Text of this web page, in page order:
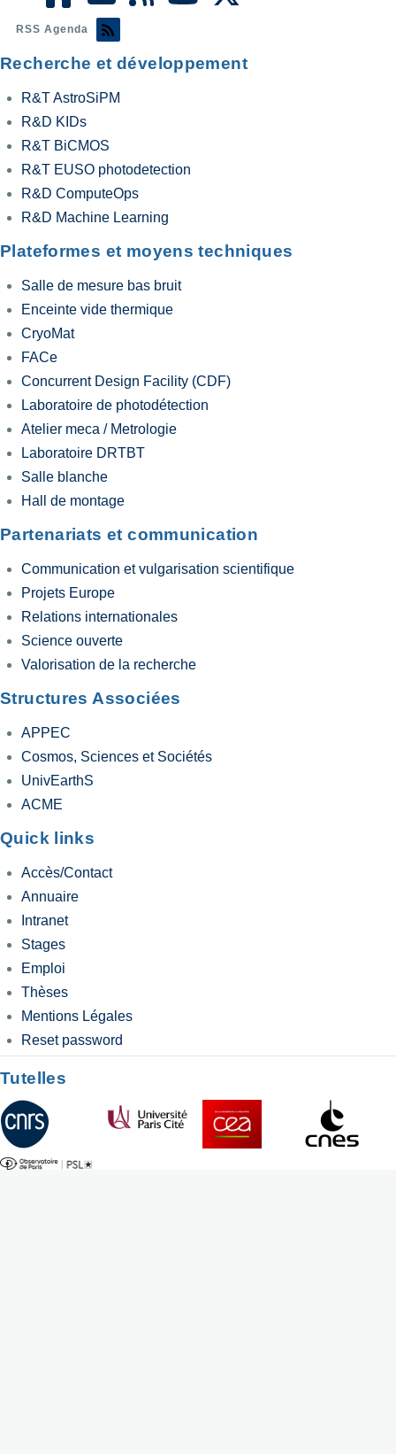
RSS Agenda
Recherche et développement
R&T AstroSiPM
R&D KIDs
R&T BiCMOS
R&T EUSO photodetection
R&D ComputeOps
R&D Machine Learning
Plateformes et moyens techniques
Salle de mesure bas bruit
Enceinte vide thermique
CryoMat
FACe
Concurrent Design Facility (CDF)
Laboratoire de photodétection
Atelier meca / Metrologie
Laboratoire DRTBT
Salle blanche
Hall de montage
Partenariats et communication
Communication et vulgarisation scientifique
Projets Europe
Relations internationales
Science ouverte
Valorisation de la recherche
Structures Associées
APPEC
Cosmos, Sciences et Sociétés
UnivEarthS
ACME
Quick links
Accès/Contact
Annuaire
Intranet
Stages
Emploi
Thèses
Mentions Légales
Reset password
Tutelles